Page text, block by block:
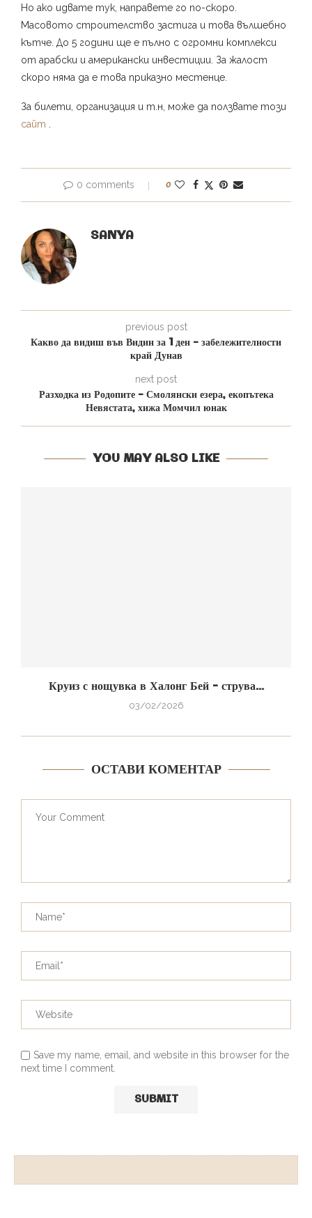
Но ако идвате тук, направете го по-скоро.
Масовото строителство застига и това вълшебно
кътче. До 5 години ще е пълно с огромни комплекси
от арабски и американски инвестиции. За жалост
скоро няма да е това приказно местенце.
За билети, организация и т.н, може да ползвате този
сайт
0 comments 0
SANYA
previous post
Какво да видиш във Видин за 1 ден – забележителности
край Дунав
next post
Разходка из Родопите – Смолянски езера, екопътека
Невястата, хижа Момчил юнак
YOU MAY ALSO LIKE
Круиз с нощувка в Халонг Бей – струва...
03/02/2026
ОСТАВИ КОМЕНТАР
Save my name, email, and website in this browser for the
next time I comment.